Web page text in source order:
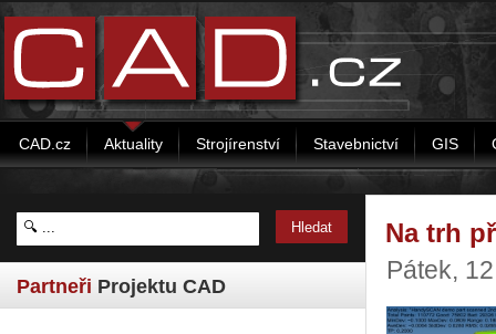
CAD.cz Aktuality Strojírenství Stavebnictví GIS
Partneři Projektu CAD
Na trh
Pátek,